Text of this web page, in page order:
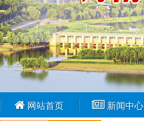
网站首页 新闻中心